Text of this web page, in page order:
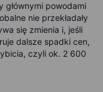
głównymi powodami
nie przekładały
się zmienia i, jeśli
dalsze spadki cen,
czyli ok. 2 600